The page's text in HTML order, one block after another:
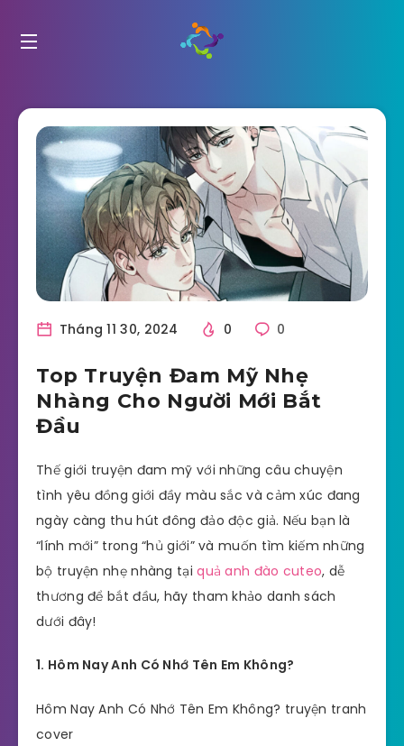
Tháng 11 30, 2024 0 0
Top Truyện Đam Mỹ Nhẹ
Nhàng Cho Người Mới Bắt
Đầu
Thế giới truyện đam mỹ với những câu chuyện
tình yêu đồng giới đầy màu sắc và cảm xúc đang
ngày càng thu hút đông đảo độc giả. Nếu bạn là
“lính mới” trong “hủ giới” và muốn tìm kiếm những
bộ truyện nhẹ nhàng tạiquả anh đào cuteo, dễ
thương để bắt đầu, hãy tham khảo danh sách
dưới đây!
1. Hôm Nay Anh Có Nhớ Tên Em Không?
Hôm Nay Anh Có Nhớ Tên Em Không? truyện tranh
cover